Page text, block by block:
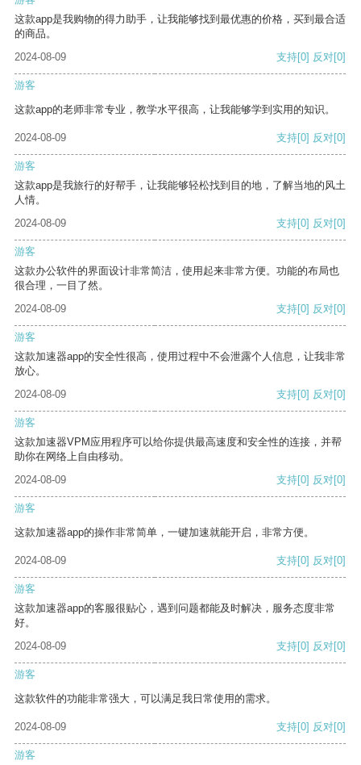
这款app是我购物的得力助手，让我能够找到最优惠的价格，买到最合适
的商品。
2024-08-09
支持[0] 反对[0]
游客
这款app的老师非常专业，教学水平很高，让我能够学到实用的知识。
2024-08-09 支持[0] 反对[0]
游客
这款app是我旅行的好帮手，让我能够轻松找到目的地，了解当地的风土
人情。
2024-08-09
支持[0] 反对[0]
游客
这款办公软件的界面设计非常简洁，使用起来非常方便。功能的布局也
很合理，一目了然。
2024-08-09
支持[0] 反对[0]
游客
这款加速器app的安全性很高，使用过程中不会泄露个人信息，让我非常
放心。
2024-08-09
支持[0] 反对[0]
游客
这款加速器VPM应用程序可以给你提供最高速度和安全性的连接，并帮
助你在网络上自由移动。
2024-08-09
支持[0] 反对[0]
游客
这款加速器app的操作非常简单，一键加速就能开启，非常方便。
2024-08-09 支持[0] 反对[0]
游客
这款加速器app的客服很贴心，遇到问题都能及时解决，服务态度非常
好。
2024-08-09
支持[0] 反对[0]
游客
这款软件的功能非常强大，可以满足我日常使用的需求。
2024-08-09 支持[0] 反对[0]
游客